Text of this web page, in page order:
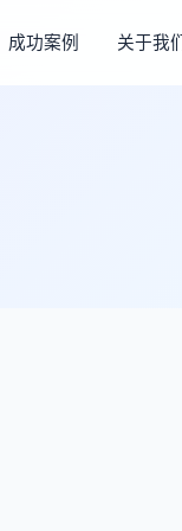
成功案例 关于我